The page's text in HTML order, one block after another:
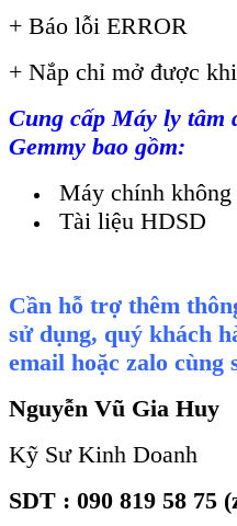
+ Báo lỗi ERROR
+ Nắp chỉ mở được
Cung cấp Máy ly tâm
Gemmy bao gồm:
Máy chính
Tài liệu HDSD
Cần hỗ trợ thêm
sử dụng, quý khách
email hoặc zalo cùng
Nguyễn Vũ Gia Huy
Kỹ Sư Kinh Doanh
SDT : 090 819 58 75